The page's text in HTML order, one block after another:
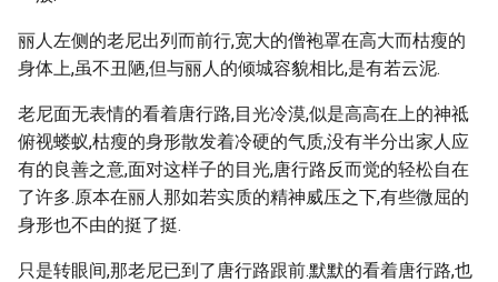
丽人左侧的老尼出列而前行,宽大的僧袍罩在高大而枯瘦的
身体上,虽不丑陋,但与丽人的倾城容貌相比,是有若云泥.
老尼面无表情的看着唐行路,目光冷漠,似是高高在上的神祗
俯视蝼蚁,枯瘦的身形散发着冷硬的气质,没有半分出家人应
有的良善之意,面对这样子的目光,唐行路反而觉的轻松自在
了许多.原本在丽人那如若实质的精神威压之下,有些微屈的
身形也不由的挺了挺.
只是转眼间,那老尼已到了唐行路跟前.默默的看着唐行路,也